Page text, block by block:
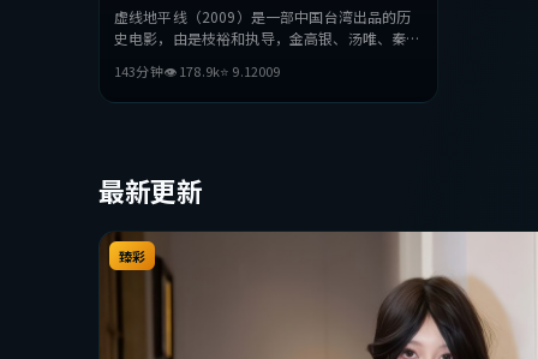
虚线地平线（2009）是一部中国台湾出品的历
史电影，由是枝裕和执导，金高银、汤唯、秦昊
性与抉择，节奏张弛有度，适合喜欢该类型的观
众完整观看。
143分钟👁178.9k⭐ 9.12009
最新更新
臻彩